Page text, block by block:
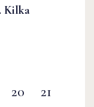
Kilka
20
21